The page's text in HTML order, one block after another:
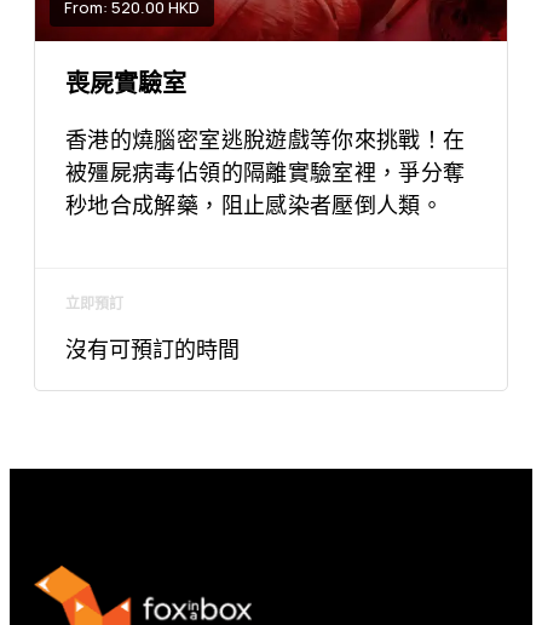
From: 520.00 HKD
喪屍實驗室
香港的燒腦密室逃脫遊戲等你來挑戰！在
被殭屍病毒佔領的隔離實驗室裡，爭分奪
秒地合成解藥，阻止感染者壓倒人類。
立即預訂
沒有可預訂的時間